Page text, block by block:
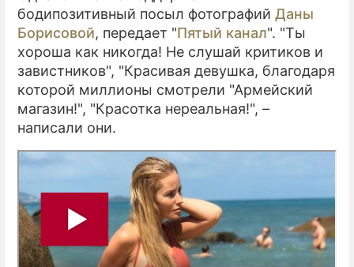
бодипозитивный посыл фотографий Даны
Борисовой, передает "Пятый канал". "Ты
хороша как никогда! Не слушай критиков и
завистников", "Красивая девушка, благодаря
которой миллионы смотрели "Армейский
магазин!", "Красотка нереальная!", –
написали они.